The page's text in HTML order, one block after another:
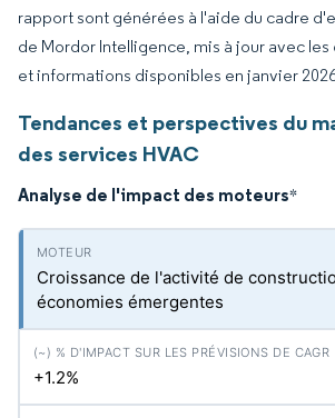
rapport sont générées à l'aide du cadre
de Mordor Intelligence, mis à jour avec
et informations disponibles en janvier
Tendances et perspectives du
des services HVAC
Analyse de l'impact des moteurs*
Croissance de l'activité de
économies émergentes
+1.2%